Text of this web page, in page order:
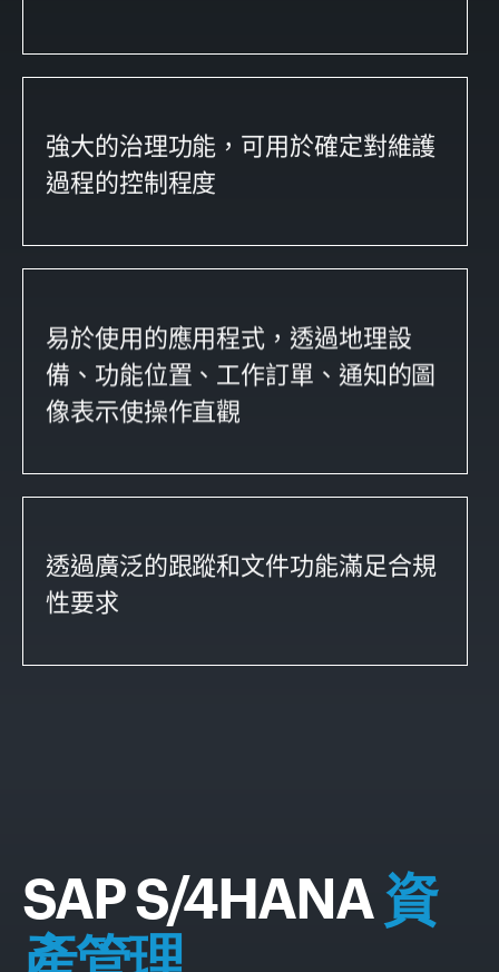
強大的治理功能，可用於確定對維護
過程的控制程度
易於使用的應用程式，透過地理設
備、功能位置、工作訂單、通知的圖
像表示使操作直觀
透過廣泛的跟蹤和文件功能滿足合規
性要求
SAP S/4HANA資
產管理